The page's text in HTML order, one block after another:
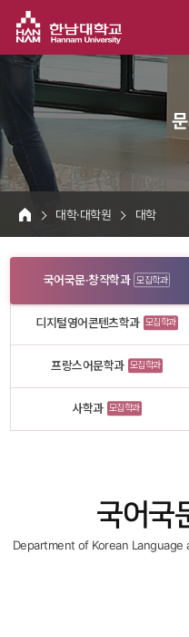
HOME
대학·대학원 대학
국어국문·창작학과 모집학과
디지털영어콘텐츠학과 모집학과
프랑스어문학과 모집학과
사학과 모집학과
국어국
Department of Korean Language